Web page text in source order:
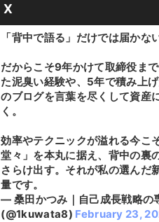
X
「背中で語る」だけでは届かな
だからこそ9年かけて取締役ま
た泥臭い経験や、5年で積み上
のブログを言葉を尽くして資産
く。
効率やテクニックが溢れる今こ
堂々」を本丸に据え、背中の裏
さらけ出す。それが私の選んだ
量です。
— 桑田かつみ｜自己成長戦略の
(@1kuwata8) February 23,